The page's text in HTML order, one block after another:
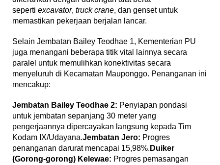
seperti excavator, truck crane, dan genset untuk
memastikan pekerjaan berjalan lancar.
Selain Jembatan Bailey Teodhae 1, Kementerian PU
juga menangani beberapa titik vital lainnya secara
paralel untuk memulihkan konektivitas secara
menyeluruh di Kecamatan Mauponggo. Penanganan ini
mencakup:
Jembatan Bailey Teodhae 2: Penyiapan pondasi
untuk jembatan sepanjang 30 meter yang
pengerjaannya dipercayakan langsung kepada Tim
Kodam IX/Udayana.Jembatan Jero: Progres
penanganan darurat mencapai 15,98%. Duiker
(Gorong-gorong) Kelewae: Progres pemasangan